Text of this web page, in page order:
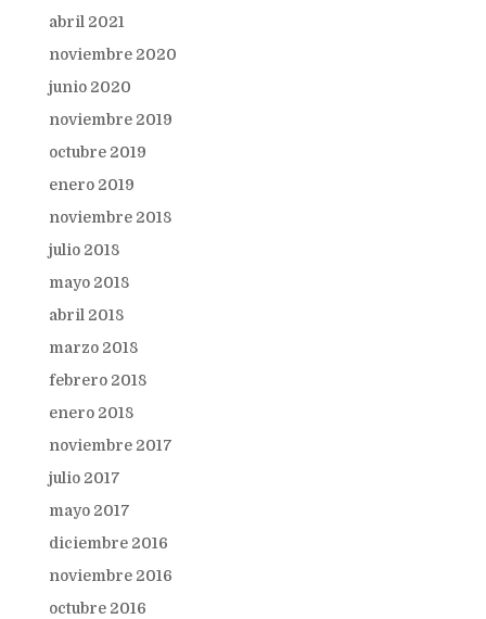
abril 2021
noviembre 2020
junio 2020
noviembre 2019
octubre 2019
enero 2019
noviembre 2018
julio 2018
mayo 2018
abril 2018
marzo 2018
febrero 2018
enero 2018
noviembre 2017
julio 2017
mayo 2017
diciembre 2016
noviembre 2016
octubre 2016